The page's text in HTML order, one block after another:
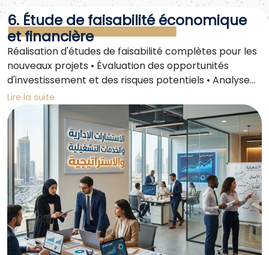
6. Étude de faisabilité économique
et financière
Réalisation d'études de faisabilité complètes pour les
nouveaux projets • Évaluation des opportunités
d'investissement et des risques potentiels • Analyse
du marché et de la concurrence afin de déterminer
les stratégies les plus appropriées
Lire la suite